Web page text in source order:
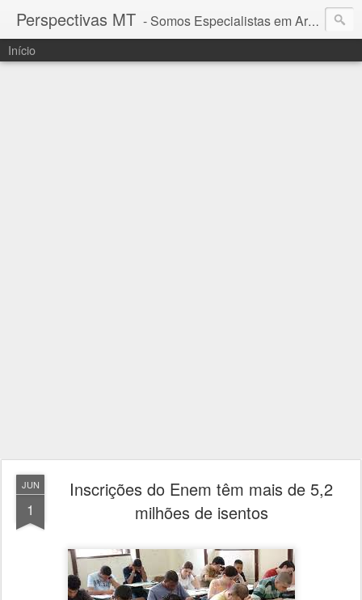
Perspectivas MT - Somos Especialistas em Araguaia - Mato Grosso
Início
JUN
1
Inscrições do Enem têm mais de 5,2
milhões de isentos